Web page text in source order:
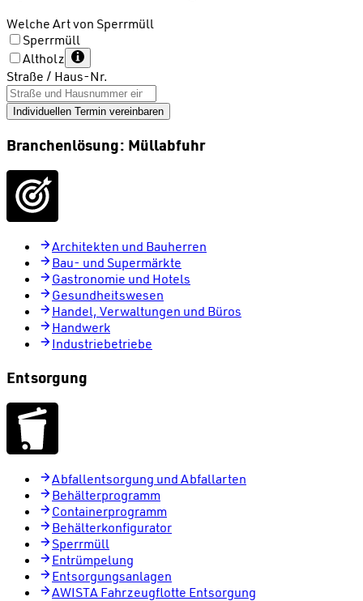
Welche Art von Sperrmüll
Sperrmüll
Altholz
Straße / Haus-Nr.
Individuellen Termin vereinbaren
Branchenlösung: Müllabfuhr
Architekten und Bauherren
Bau- und Supermärkte
Gastronomie und Hotels
Gesundheitswesen
Handel, Verwaltungen und Büros
Handwerk
Industriebetriebe
Entsorgung
Abfallentsorgung und Abfallarten
Behälterprogramm
Containerprogramm
Behälterkonfigurator
Sperrmüll
Entrümpelung
Entsorgungsanlagen
AWISTA Fahrzeugflotte Entsorgung